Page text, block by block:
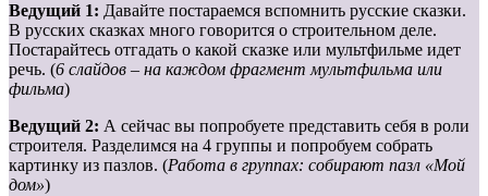
Ведущий 1: Давайте постараемся вспомнить русские сказки.
В русских сказках много говорится о строительном деле.
Постарайтесь отгадать о какой сказке или мультфильме идет
речь. (6 слайдов – на каждом фрагмент мультфильма или
фильма)
Ведущий 2: А сейчас вы попробуете представить себя в роли
строителя. Разделимся на 4 группы и попробуем собрать
картинку из пазлов. (Работа в группах: собирают пазл «Мой
дом»)